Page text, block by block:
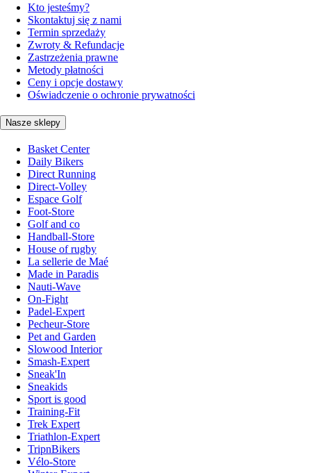
Kto jesteśmy?
Skontaktuj się z nami
Termin sprzedaży
Zwroty & Refundacje
Zastrzeżenia prawne
Metody płatności
Ceny i opcje dostawy
Oświadczenie o ochronie prywatności
Nasze sklepy
Basket Center
Daily Bikers
Direct Running
Direct-Volley
Espace Golf
Foot-Store
Golf and co
Handball-Store
House of rugby
La sellerie de Maé
Made in Paradis
Nauti-Wave
On-Fight
Padel-Expert
Pecheur-Store
Pet and Garden
Slowood Interior
Smash-Expert
Sneak'In
Sneakids
Sport is good
Training-Fit
Trek Expert
Triathlon-Expert
TripnBikers
Vélo-Store